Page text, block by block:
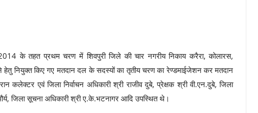
2014 के तहत प्रथम चरण में शिवपुरी जिले की चार नगरीय निकाय करैरा, कोलारस,
हेतु नियुक्त किए गए मतदान दल के सदस्यों का तृतीय चरण का रेण्डमाईजेशन कर मतदान
कलेक्टर एवं जिला निर्वाचन अधिकारी श्री राजीव दुबे, प्रेक्षक श्री वी.एन.दुबे, जिला
जिला सूचना अधिकारी श्री ए.के.भटनागर आदि उपस्थित थे।